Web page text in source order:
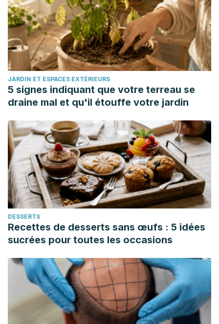
https://doi.org/10.5897/AJBM11.314
Insomnio | National Heart, Lung, and Blood Institute (NHLBI).
Retrieved 5 July 2020, from
https://www.nhlbi.nih.gov/health-topics/espanol/insomnio
Ong, J. C., Manber, R., Segal, Z., Xia, Y., Shapiro, S., &
Wyatt, J. K. (2014). A randomized controlled trial of
mindfulness meditation for chronic insomnia.
Insomnio – Síntomas y causas – Mayo Clinic. (2016).
Retrieved 5 July 2020, from https://www.mayoclinic.org/es-
es/diseases-conditions/insomnia/symptoms-causes/syc-
20355167
JARDIN ET ESPACES EXTÉRIEURS
5 signes indiquant que votre terreau se
draine mal et qu'il étouffe votre jardin
DESSERTS
Recettes de desserts sans œufs : 5 idées
sucrées pour toutes les occasions